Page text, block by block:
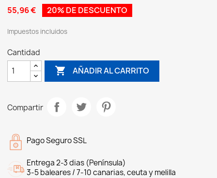
55,96 €
20% DE DESCUENTO
Impuestos incluidos
Cantidad
 AÑADIR AL CARRITO
Compartir
Pago Seguro SSL
Entrega 2-3 dias (Península)
3-5 baleares / 7-10 canarias, ceuta y melilla